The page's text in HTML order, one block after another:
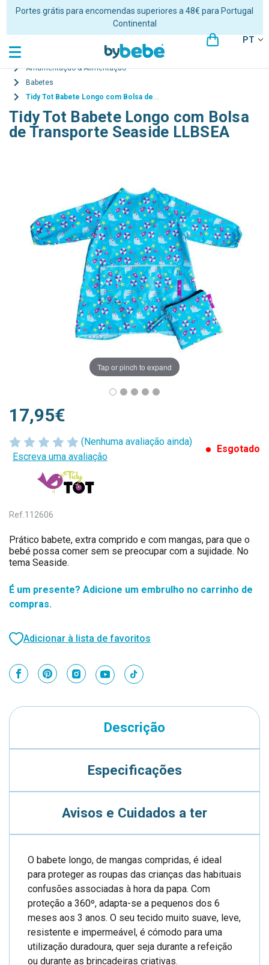
Portes grátis para encomendas superiores a 48€ para Portugal
Continental
PT
Amamentação & Alimentação
Babetes
Tidy Tot Babete Longo com Bolsa de Transporte Seaside LLBSEA
Tidy Tot Babete Longo com Bolsa
de Transporte Seaside LLBSEA
Tap or pinch to expand
(Nenhuma avaliação ainda)
Escreva uma avaliação
Esgotado
17,95€
Ref.112606
Prático babete, extra comprido e com mangas, para que o
bebé possa comer sem se preocupar com a sujidade. No
tema Seaside.
É um presente? Adicione um embrulho no carrinho de
compras.
Adicionar à lista de favoritos
Descrição
Especificações
Avisos e Cuidados a ter
O babete longo, de mangas compridas, é ideal
para proteger as roupas das crianças das habituais
confusões associadas à hora da papa. Com
proteção a 360º, adapta-se a pequenos dos 6
meses aos 3 anos. O seu tecido muito suave, leve,
resistente e impermeável, é cómodo para uma
utilização duradoura, quer seja durante a refeição
ou durante as brincadeiras criativas.